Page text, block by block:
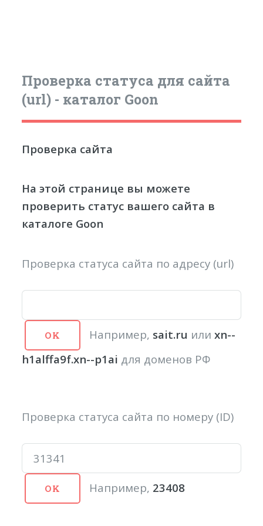
Проверка статуса для сайта
(url) - каталог Goon
Проверка сайта
На этой странице вы можете
проверить статус вашего сайта в
каталоге Goon
Проверка статуса сайта по адресу (url)
Например, sait.ru или xn--
h1alffa9f.xn--p1ai для доменов РФ
Проверка статуса сайта по номеру (ID)
Например, 23408